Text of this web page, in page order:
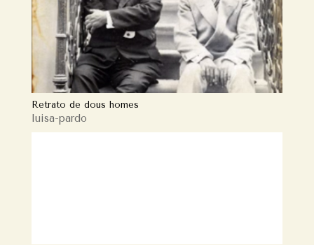
Retrato de dous homes
luisa-pardo